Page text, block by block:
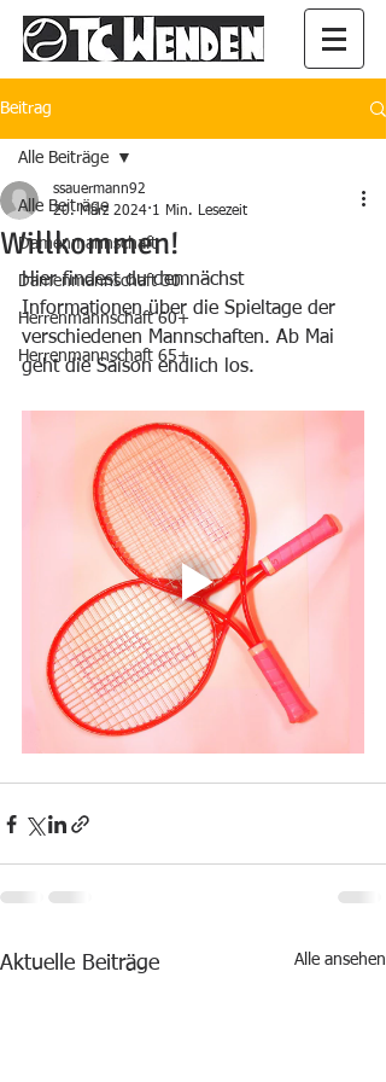
Beitrag
Alle Beiträge
Damenmannschaft
Damenmannschaft 30
Herrenmannschaft 60+
Herrenmannschaft 65+
Alle Beiträge
Willkommen!
ssauermann92
20. März 2024 1 Min. Lesezeit
Hier findest du demnächst
Informationen über die Spieltage der
verschiedenen Mannschaften. Ab Mai
geht die Saison endlich los.
Aktuelle Beiträge Alle ansehen